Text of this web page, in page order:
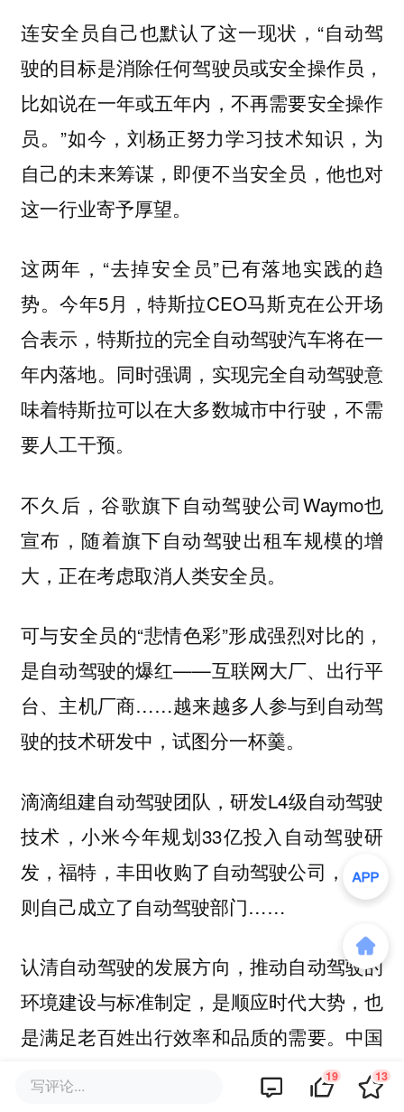
连安全员自己也默认了这一现状，“自动驾
驶的目标是消除任何驾驶员或安全操作员，
比如说在一年或五年内，不再需要安全操作
员。”如今，刘杨正努力学习技术知识，为
自己的未来筹谋，即便不当安全员，他也对
这一行业寄予厚望。
这两年，“去掉安全员”已有落地实践的趋
势。今年5月，特斯拉CEO马斯克在公开场
合表示，特斯拉的完全自动驾驶汽车将在一
年内落地。同时强调，实现完全自动驾驶意
味着特斯拉可以在大多数城市中行驶，不需
要人工干预。
不久后，谷歌旗下自动驾驶公司Waymo也
宣布，随着旗下自动驾驶出租车规模的增
大，正在考虑取消人类安全员。
可与安全员的“悲情色彩”形成强烈对比的，
是自动驾驶的爆红——互联网大厂、出行平
台、主机厂商……越来越多人参与到自动驾
驶的技术研发中，试图分一杯羹。
滴滴组建自动驾驶团队，研发L4级自动驾驶
技术，小米今年规划33亿投入自动驾驶研
发，福特，丰田收购了自动驾驶公司，大众
则自己成立了自动驾驶部门……
认清自动驾驶的发展方向，推动自动驾驶的
环境建设与标准制定，是顺应时代大势，也
是满足老百姓出行效率和品质的需要。中国
作为世界上最大的汽车消费市场，交通技术
写评论... 19 13